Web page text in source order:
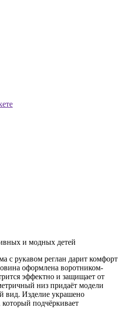
и модных детей
с рукавом реглан дарит комфорт
оформлена воротником-
эффектно и защищает от
низ придаёт модели
вид. Изделие украшено
подчёркивает